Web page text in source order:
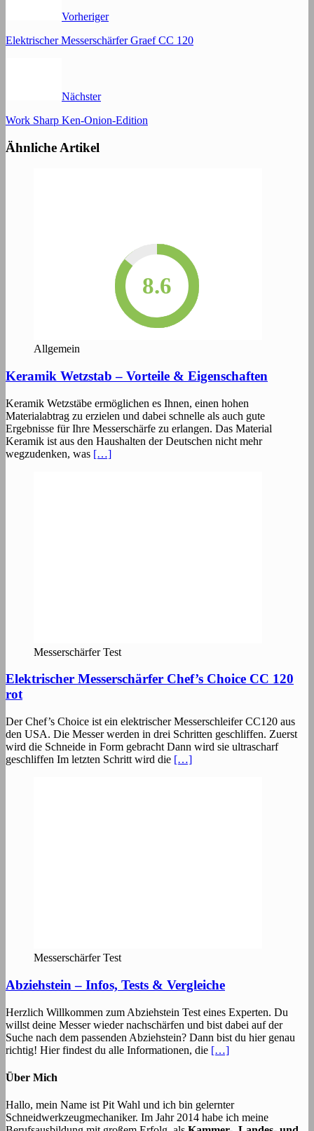
Vorheriger
Elektrischer Messerschärfer Graef CC 120
Nächster
Work Sharp Ken-Onion-Edition
Ähnliche Artikel
Allgemein
Keramik Wetzstab – Vorteile & Eigenschaften
Keramik Wetzstäbe ermöglichen es Ihnen, einen hohen
Materialabtrag zu erzielen und dabei schnelle als auch gute
Ergebnisse für Ihre Messerschärfe zu erlangen. Das Material
Keramik ist aus den Haushalten der Deutschen nicht mehr
wegzudenken, was […]
Messerschärfer Test
Elektrischer Messerschärfer Chef’s Choice CC 120
rot
Der Chef’s Choice ist ein elektrischer Messerschleifer CC120 aus
den USA. Die Messer werden in drei Schritten geschliffen. Zuerst
wird die Schneide in Form gebracht Dann wird sie ultrascharf
geschliffen Im letzten Schritt wird die […]
Messerschärfer Test
Abziehstein – Infos, Tests & Vergleiche
Herzlich Willkommen zum Abziehstein Test eines Experten. Du
willst deine Messer wieder nachschärfen und bist dabei auf der
Suche nach dem passenden Abziehstein? Dann bist du hier genau
richtig! Hier findest du alle Informationen, die […]
Über Mich
Hallo, mein Name ist Pit Wahl und ich bin gelernter
Schneidwerkzeugmechaniker. Im Jahr 2014 habe ich meine
9.4
9.2
9
8.6